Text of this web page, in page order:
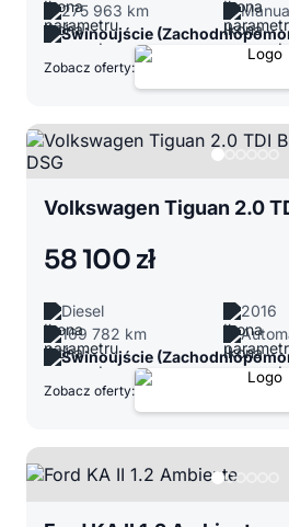
275 963 km
Świnoujście
Zobacz oferty:
58 100 zł
Diesel
2016
169 782 km
Świnoujście
Zobacz oferty: